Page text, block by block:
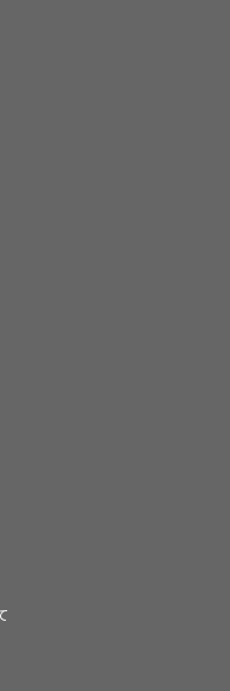
分と油分を与え
を完了させるメイク落
度・湿度管理のもとで2
す。そんな手間ひまが、
もつっぱりを感じにく
した。
大切にしたい今だからこ
き合った石けんです。